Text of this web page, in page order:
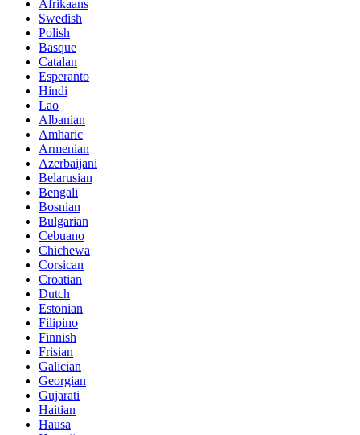
Afrikaans
Swedish
Polish
Basque
Catalan
Esperanto
Hindi
Lao
Albanian
Amharic
Armenian
Azerbaijani
Belarusian
Bengali
Bosnian
Bulgarian
Cebuano
Chichewa
Corsican
Croatian
Dutch
Estonian
Filipino
Finnish
Frisian
Galician
Georgian
Gujarati
Haitian
Hausa